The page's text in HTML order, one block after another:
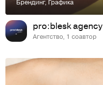
pro:blesk agency
Агентство, 1 соавтор